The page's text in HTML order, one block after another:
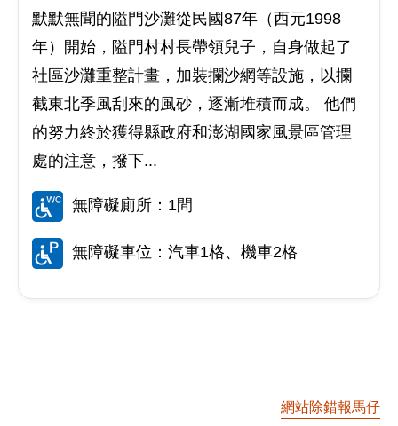
默默無聞的隘門沙灘從民國87年（西元1998
年）開始，隘門村村長帶領兒子，自身做起了
社區沙灘重整計畫，加裝攔沙網等設施，以攔
截東北季風刮來的風砂，逐漸堆積而成。 他們
的努力終於獲得縣政府和澎湖國家風景區管理
處的注意，撥下...
無障礙廁所：1間
無障礙車位：汽車1格、機車2格
網站除錯報馬仔